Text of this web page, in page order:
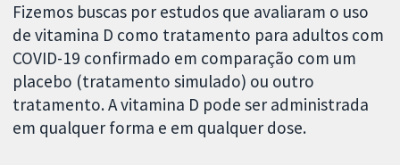
Fizemos buscas por estudos que avaliaram o uso
de vitamina D como tratamento para adultos com
COVID-19 confirmado em comparação com um
placebo (tratamento simulado) ou outro
tratamento. A vitamina D pode ser administrada
em qualquer forma e em qualquer dose.